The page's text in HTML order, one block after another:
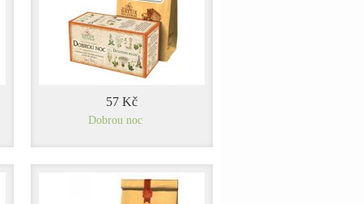
57 Kč
Dobrou noc